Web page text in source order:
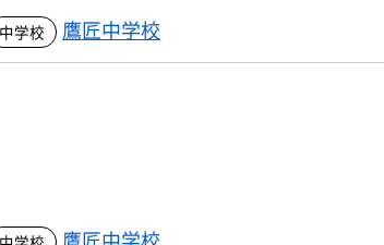
鷹匠中学校